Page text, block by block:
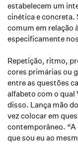
estabelecem um
cinética e concreta.
comum em relação
especificamente
Repetição, ritmo,
cores primárias ou
entre as questões
alfabeto com o qual
disso. Lança mão
vez colocar em
contemporâneo.
que sou eu ao